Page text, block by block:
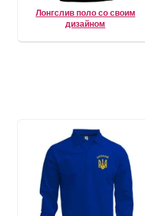
Лонгслив поло со своим
дизайном